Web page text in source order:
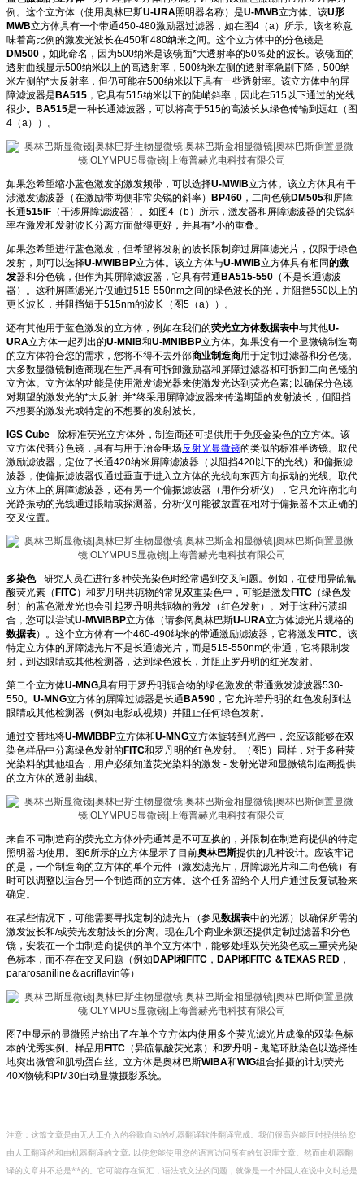
例。这个立方体（使用奥林巴斯U-URA照明器名称）是U-MWB立方体。该U形
MWB立方体具有一个带通450-480激励器过滤器，如在图4（a）所示。该名称意
味着高比例的激发光波长在450和480纳米之间。这个立方体中的分色镜是
DM500 ，如此命名，因为500纳米是该镜面*大透射率的50％处的波长。该镜面的
透射曲线显示500纳米以上的高透射率，500纳米左侧的透射率急剧下降，500纳
米左侧的*大反射率，但仍可能在500纳米以下具有一些透射率。该立方体中的屏
障滤波器是BA515 ，它具有515纳米以下的陡峭斜率，因此在515以下通过的光线
很少。BA515是一种长通滤波器，可以将高于515的高波长从绿色传输到远红（图
4（a））。
如果您希望缩小蓝色激发的激发频带，可以选择U-MWIB立方体。该立方体具有干
涉激发滤波器（在激励带两侧非常尖锐的斜率） BP460 ，二向色镜DM505和屏障
长通515IF （干涉屏障滤波器）。如图4（b）所示，激发器和屏障滤波器的尖锐斜
率在激发和发射波长分离方面做得更好，并具有*小的重叠。
如果您希望进行蓝色激发，但希望将发射的波长限制穿过屏障滤光片，仅限于绿色
发射，则可以选择U-MWIBBP立方体。该立方体与U-MWIB立方体具有相同的激
发器和分色镜，但作为其屏障滤波器，它具有带通BA515-550 （不是长通滤波
器）。这种屏障滤光片仅通过515-550nm之间的绿色波长的光，并阻挡550以上的
更长波长，并阻挡短于515nm的波长（图5（a））。
还有其他用于蓝色激发的立方体，例如在我们的荧光立方体数据表中与其他U-
URA立方体一起列出的U-MNIB和U-MNIBBP立方体。如果没有一个显微镜制造商
的立方体符合您的需求，您将不得不去外部商业制造商用于定制过滤器和分色镜。
大多数显微镜制造商现在生产具有可拆卸激励器和屏障过滤器和可拆卸二向色镜的
立方体。立方体的功能是使用激发滤光器来使激发光达到荧光色素; 以确保分色镜
对期望的激发光的*大反射; 并*终采用屏障滤波器来传递期望的发射波长，但阻挡
不想要的激发光或特定的不想要的发射波长。
IGS Cube - 除标准荧光立方体外，制造商还可提供用于免疫金染色的立方体。该
立方体代替分色镜，具有与用于冶金明场反射光显微镜的类似的标准半透镜。取代
激励滤波器，定位了长通420纳米屏障滤波器（以阻挡420以下的光线）和偏振滤
波器，使偏振滤波器仅通过垂直于进入立方体的光线向东西方向振动的光线。取代
立方体上的屏障滤波器，还有另一个偏振滤波器（用作分析仪），它只允许南北向
光路振动的光线通过眼睛或探测器。分析仪可能被放置在相对于偏振器不太正确的
交叉位置。
多染色- 研究人员在进行多种荧光染色时经常遇到交叉问题。例如，在使用异硫氰
酸荧光素（FITC）和罗丹明共轭物的常见双重染色中，可能是激发FITC （绿色发
射）的蓝色激发光也会引起罗丹明共轭物的激发（红色发射）。对于这种污渍组
合，您可以尝试U-MWIBBP立方体（请参阅奥林巴斯U-URA立方体滤光片规格的
数据表）。这个立方体有一个460-490纳米的带通激励滤波器，它将激发FITC。该
特定立方体的屏障滤光片不是长通滤光片，而是515-550nm的带通，它将限制发
射，到达眼睛或其他检测器，达到绿色波长，并阻止罗丹明的红光发射。
第二个立方体U-MNG具有用于罗丹明轭合物的绿色激发的带通激发滤波器530-
550。 U-MNG立方体的屏障过滤器是长通BA590 ，它允许若丹明的红色发射到达
眼睛或其他检测器（例如电影或视频）并阻止任何绿色发射。
通过交替地将U-MWIBBP立方体和U-MNG立方体旋转到光路中，您应该能够在双
染色样品中分离绿色发射的FITC和罗丹明的红色发射。（图5）同样，对于多种荧
光染料的其他组合，用户必须知道荧光染料的激发 - 发射光谱和显微镜制造商提供
的立方体的透射曲线。
来自不同制造商的荧光立方体外壳通常是不可互换的，并限制在制造商提供的特定
照明器内使用。图6所示的立方体显示了目前奥林巴斯提供的几种设计。应该牢记
的是，一个制造商的立方体的单个元件（激发滤光片，屏障滤光片和二向色镜）有
时可以调整以适合另一个制造商的立方体。这个任务留给个人用户通过反复试验来
确定。
在某些情况下，可能需要寻找定制的滤光片（参见数据表中的光源）以确保所需的
激发波长和/或荧光发射波长的分离。现在几个商业来源还提供定制过滤器和分色
镜，安装在一个由制造商提供的单个立方体中，能够处理双荧光染色或三重荧光染
色标本，而不存在交叉问题（例如DAPI和FITC ， DAPI和FITC ＆TEXAS RED ，
pararosaniline＆acriflavin等）
图7中显示的显微照片给出了在单个立方体内使用多个荧光滤光片成像的双染色标
本的优秀实例。样品用FITC （异硫氰酸荧光素）和罗丹明 - 鬼笔环肽染色以选择性
地突出微管和肌动蛋白丝。立方体是奥林巴斯WIBA和WIG组合拍摄的计划荧光
40X物镜和PM30自动显微摄影系统。
注意：这篇文章是由无人工介入的谷歌自动的机器翻译软件翻译完成。我们很高兴能同时提供给您
由人工翻译的和由机器翻译的文章, 以使您能使用您的语言访问所有的知识库文章。然而由机器翻
译的文章并不总是**的。它可能存在词汇，语法或文法的问题，就像是一个外国人在说中文时总是